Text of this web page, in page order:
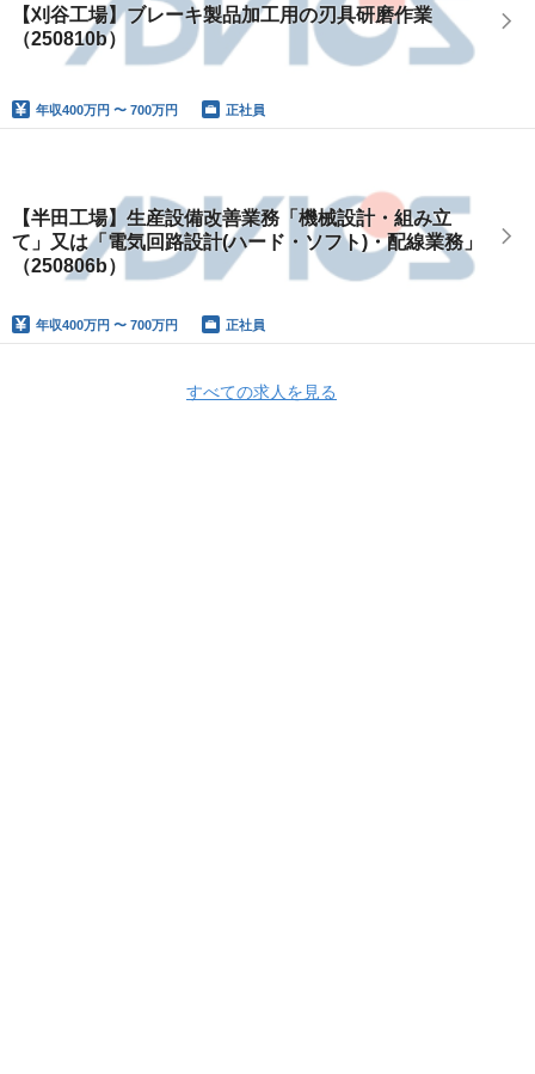
【刈谷工場】ブレーキ製品加工用の刃具研磨作業
（250810b）
年収400万円 〜 700万円 正社員
【半田工場】生産設備改善業務「機械設計・組み立
て」又は「電気回路設計(ハード・ソフト)・配線業務」
（250806b）
年収400万円 〜 700万円 正社員
すべての求人を見る